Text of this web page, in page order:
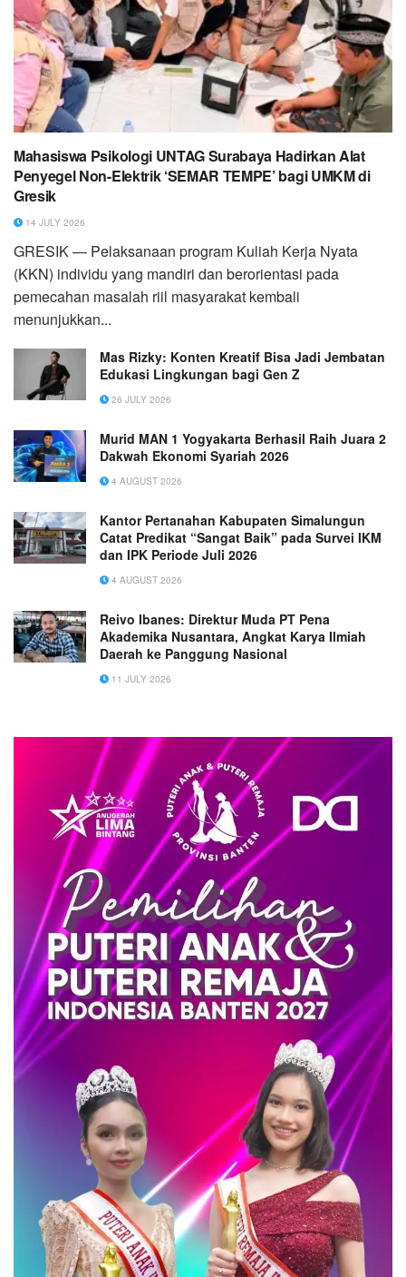
Mahasiswa Psikologi UNTAG Surabaya Hadirkan Alat
Penyegel Non-Elektrik ‘SEMAR TEMPE’ bagi UMKM di
Gresik
14 JULY 2026
GRESIK — Pelaksanaan program Kuliah Kerja Nyata
(KKN) individu yang mandiri dan berorientasi pada
pemecahan masalah riil masyarakat kembali
menunjukkan...
Mas Rizky: Konten Kreatif Bisa Jadi Jembatan
Edukasi Lingkungan bagi Gen Z
26 JULY 2026
Murid MAN 1 Yogyakarta Berhasil Raih Juara 2
Dakwah Ekonomi Syariah 2026
4 AUGUST 2026
Kantor Pertanahan Kabupaten Simalungun
Catat Predikat “Sangat Baik” pada Survei IKM
dan IPK Periode Juli 2026
4 AUGUST 2026
Reivo Ibanes: Direktur Muda PT Pena
Akademika Nusantara, Angkat Karya Ilmiah
Daerah ke Panggung Nasional
11 JULY 2026